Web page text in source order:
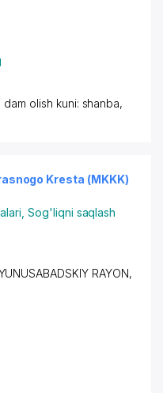
dam olish kuni: shanba,
Kresta (MKKK)
,Sog'liqni saqlash
RAYON,